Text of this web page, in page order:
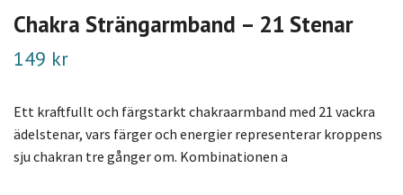
Chakra Strängarmband – 21 Stenar
149 kr
Ett kraftfullt och färgstarkt chakraarmband med 21 vackra
ädelstenar, vars färger och energier representerar kroppens
sju chakran tre gånger om. Kombinationen a